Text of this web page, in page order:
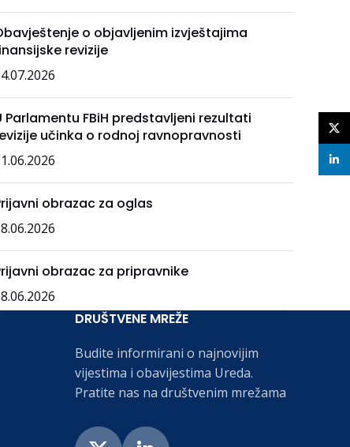
o objavljenim izvještajima
revizije
Parlamentu FBiH predstavljeni rezultati
učinka o rodnoj ravnopravnosti
obrazac za oglas
obrazac za pripravnike
DRUŠTVENE MREŽE
Budite informirani o najnovijim
vijestima i obavijestima Ureda.
Pratite nas na društvenim mrežama